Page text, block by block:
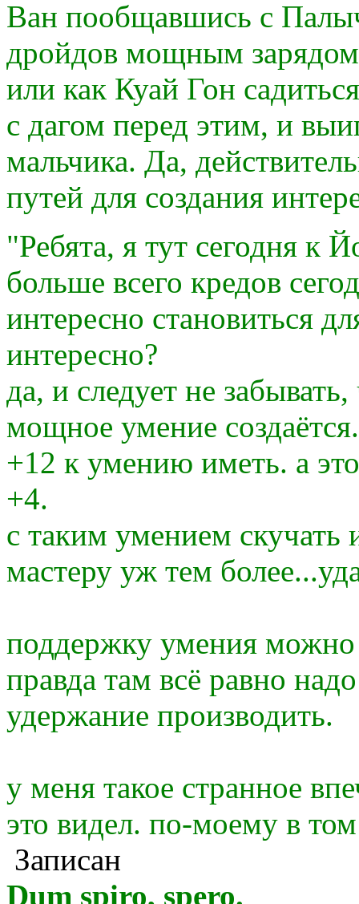
Ван пообщавшись с
дройдов мощным зарядом
или как Куай Гон
с дагом перед этим, и
мальчика. Да,
путей для создания
"Ребята, я тут сегодня к
больше всего кредов
интересно становиться
интересно?
да, и следует не
мощное умение
+12 к умению иметь. а
+4.
с таким умением скучать
мастеру уж тем
поддержку умения можно
правда там всё равно
удержание производить.
у меня такое странное
это видел. по-моему в
Записан
Dum spiro, spero.